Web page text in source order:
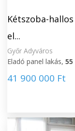
Kétszoba-
el...
Győr Adyváros
Eladó panel lakás, 55
41 900 000 Ft